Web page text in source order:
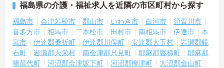
福島県の介護・福祉求人を近隣の市区町村から探す
福島市 会津若松市 郡山市 いわき市 白河市
須賀川市
喜多方市
相馬市 二本松市 田村市 南相馬市 伊達市
本
宮市
伊達郡桑折町 伊達郡川俣町 安達郡大玉村
岩瀬郡鏡
石町
岩瀬郡天栄村 南会津郡只見町 耶麻郡磐梯町
耶麻郡
猪苗代町
河沼郡会津坂下町 河沼郡柳津町
大沼郡金山町